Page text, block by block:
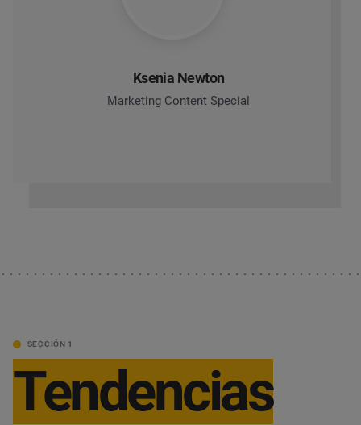
Ksenia Newton
Мarketing Content Special
SECCIÓN 1
Tendencias